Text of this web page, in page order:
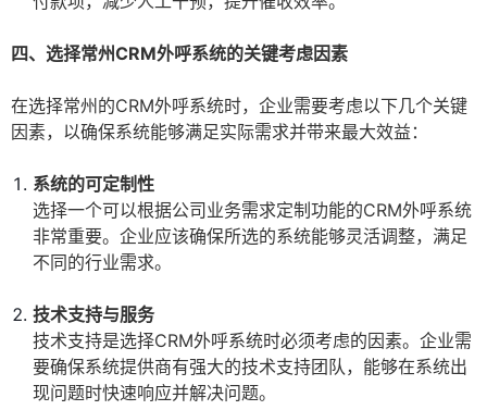
四、选择常州CRM外呼系统的关键考虑因素
在选择常州的CRM外呼系统时，企业需要考虑以下几个关键
因素，以确保系统能够满足实际需求并带来最大效益：
系统的可定制性
选择一个可以根据公司业务需求定制功能的CRM外呼系统
非常重要。企业应该确保所选的系统能够灵活调整，满足
不同的行业需求。
技术支持与服务
技术支持是选择CRM外呼系统时必须考虑的因素。企业需
要确保系统提供商有强大的技术支持团队，能够在系统出
现问题时快速响应并解决问题。